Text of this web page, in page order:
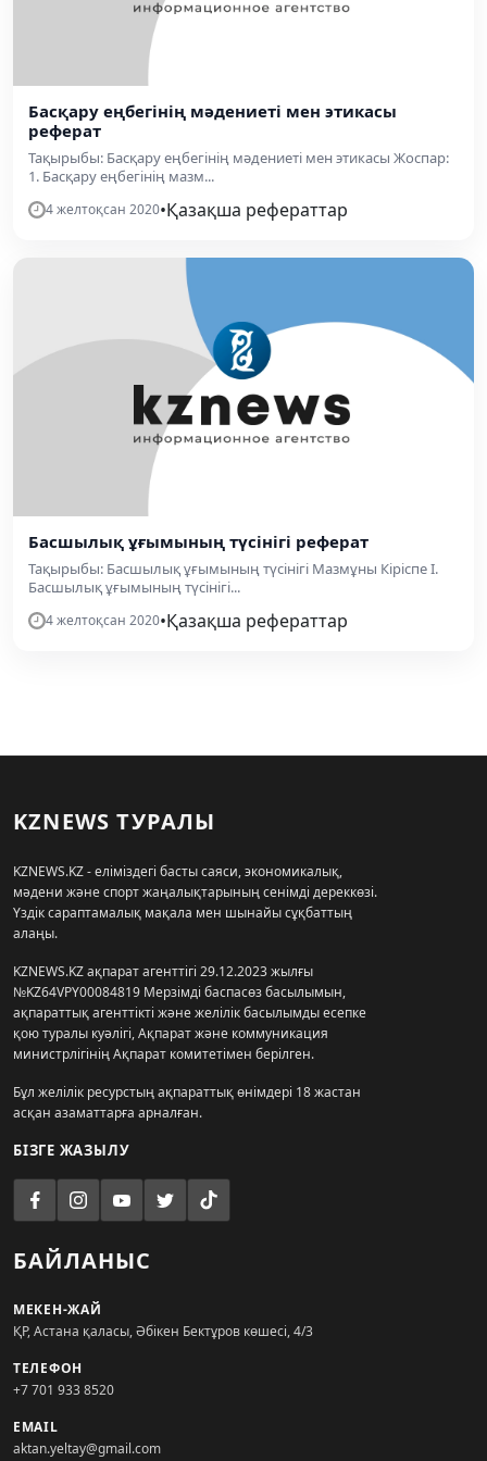
Басқару еңбегінің мәдениеті мен этикасы
реферат
Тақырыбы: Басқару еңбегінің мәдениеті мен этикасы Жоспар:
1. Басқару еңбегінің мазм...
4 желтоқсан 2020•Қазақша рефераттар
Басшылық ұғымының түсінігі реферат
Тақырыбы: Басшылық ұғымының түсінігі Мазмұны Кіріспе І.
Басшылық ұғымының түсінігі...
4 желтоқсан 2020•Қазақша рефераттар
KZNEWS ТУРАЛЫ
KZNEWS.KZ - еліміздегі басты саяси, экономикалық,
мәдени және спорт жаңалықтарының сенімді дереккөзі.
Үздік сараптамалық мақала мен шынайы сұқбаттың
алаңы.
KZNEWS.KZ ақпарат агенттігі 29.12.2023 жылғы
№KZ64VPY00084819 Мерзімді баспасөз басылымын,
ақпараттық агенттікті және желілік басылымды есепке
қою туралы куәлігі, Ақпарат және коммуникация
министрлігінің Ақпарат комитетімен берілген.
Бұл желілік ресурстың ақпараттық өнімдері 18 жастан
асқан азаматтарға арналған.
БІЗГЕ ЖАЗЫЛУ
БАЙЛАНЫС
МЕКЕН-ЖАЙ
ҚР, Астана қаласы, Әбікен Бектұров көшесі, 4/3
ТЕЛЕФОН
+7 701 933 8520
EMAIL
aktan.yeltay@gmail.com